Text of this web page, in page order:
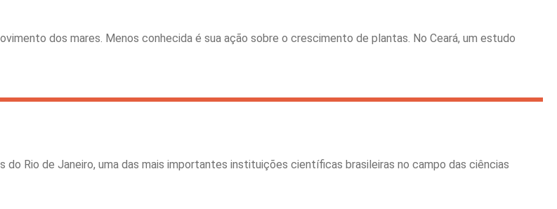
dos mares. Menos conhecida é sua ação sobre o crescimento de plantas. No Ceará, um estudo
Rio de Janeiro, uma das mais importantes instituições científicas brasileiras no campo das ciências